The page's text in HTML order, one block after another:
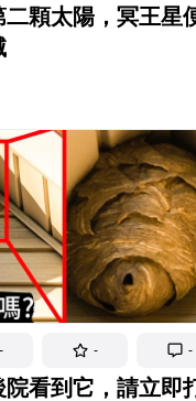
顆太陽，冥王星
- - -
看到它，請立即